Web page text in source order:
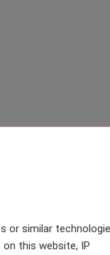
or similar
this website, IP